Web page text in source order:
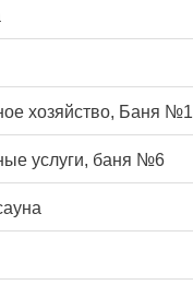
хозяйство, Баня №1
услуги, баня №6